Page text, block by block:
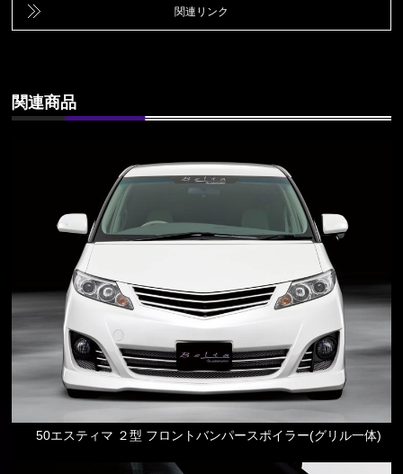
関連リンク
関連商品
50エスティマ ２型 フロントバンパースポイラー(グリル一体)